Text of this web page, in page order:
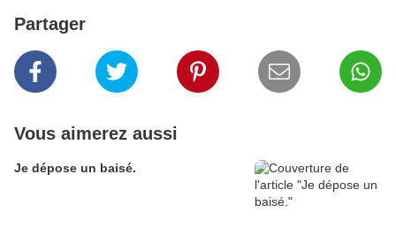
Partager
Vous aimerez aussi
Je dépose un baisé.